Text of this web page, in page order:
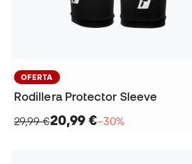
OFERTA
Rodillera Protector Sleeve
29,99 €20,99 €−30%